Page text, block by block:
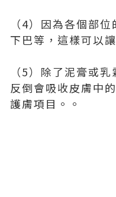
（4）因為各個部
下巴等，這樣可以
（5）除了泥膏或
反倒會吸收皮膚中
護膚項目。。